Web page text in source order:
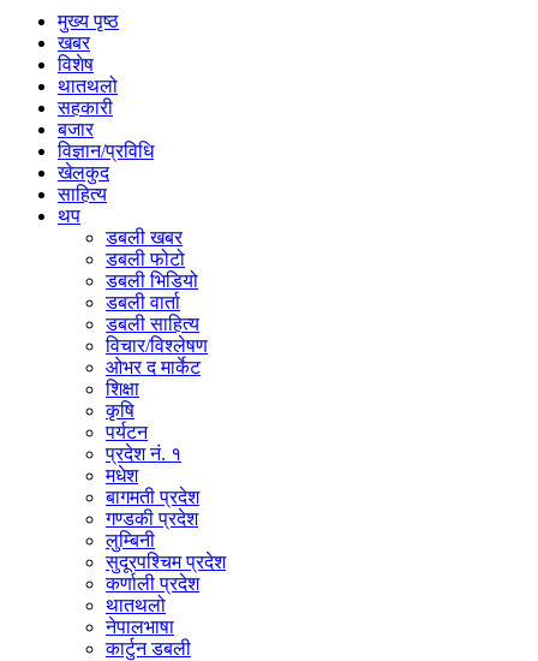
मुख्य पृष्ठ
खबर
विशेष
थातथलो
सहकारी
बजार
विज्ञान/प्रविधि
खेलकुद
साहित्य
थप
डबली खबर
डबली फोटो
डबली भिडियो
डबली वार्ता
डबली साहित्य
विचार/विश्‍लेषण
ओभर द मार्केट
शिक्षा
कृषि
पर्यटन
प्रदेश नं. १
मधेश
बागमती प्रदेश
गण्डकी प्रदेश
लुम्बिनी
सुदूरपश्चिम प्रदेश
कर्णाली प्रदेश
थातथलो
नेपालभाषा
कार्टुन डबली